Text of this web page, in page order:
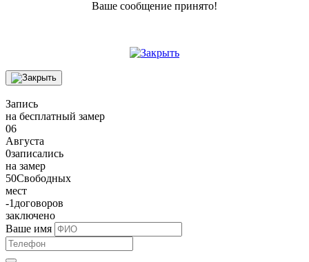
Ваше сообщение принято!
Запись
на бесплатный замер
06
Августа
0записались
на замер
50Свободных
мест
-1 договоров
заключено
Ваше имя